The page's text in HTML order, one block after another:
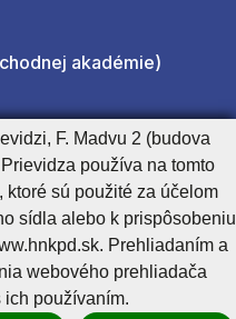
akadémie)
Vyhlásenie o prístupnosti
Správca obsahu
GenerujeCMS BUXUS
F. Madvu 2 (budova
používa na tomto
sú použité za účelom
sídla alebo k prispôsobeniu
Prehliadaním a
webového prehliadača
používaním.